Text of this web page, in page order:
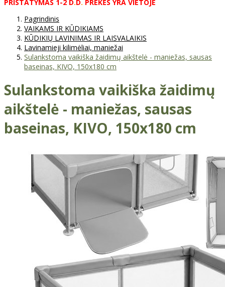
PRISTATYMAS 1-2 D. D. PREKĖS YRA VIETOJE
Pagrindinis
VAIKAMS IR KŪDIKIAMS
KŪDIKIŲ LAVINIMAS IR LAISVALAIKIS
Lavinamieji kilimėliai, maniežai
Sulankstoma vaikiška žaidimų aikštelė - maniežas, sausas
baseinas, KIVO, 150x180 cm
Sulankstoma vaikiška žaidimų
aikštelė - maniežas, sausas
baseinas, KIVO, 150x180 cm